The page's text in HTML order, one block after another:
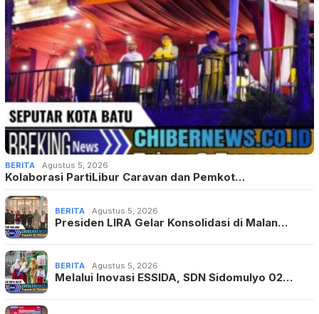
BERITA Agustus 5, 2026
Kolaborasi PartiLibur Caravan dan Pemkot…
BERITA Agustus 5, 2026
Presiden LIRA Gelar Konsolidasi di Malan…
BERITA Agustus 5, 2026
Melalui Inovasi ESSIDA, SDN Sidomulyo 02…